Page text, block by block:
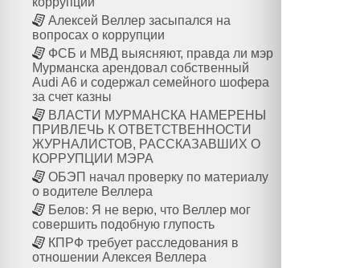
Алексей Веллер засыпался на
вопросах о коррупции
ФСБ и МВД выясняют, правда ли мэр
Мурманска арендовал собственный
Audi A6 и содержал семейного шофера
за счет казны
ВЛАСТИ МУРМАНСКА НАМЕРЕНЫ
ПРИВЛЕЧЬ К ОТВЕТСТВЕННОСТИ
ЖУРНАЛИСТОВ, РАССКАЗАВШИХ О
КОРРУПЦИИ МЭРА
ОБЭП начал проверку по материалу
о водителе Веллера
Белов: Я не верю, что Веллер мог
совершить подобную глупость
КПРФ требует расследования в
отношении Алексея Веллера